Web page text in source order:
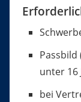
unter 16
bei